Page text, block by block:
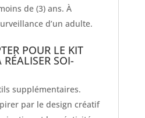
de (3) ans. À
d’un adulte.
POUR LE KIT
SOI-
supplémentaires.
par le design créatif